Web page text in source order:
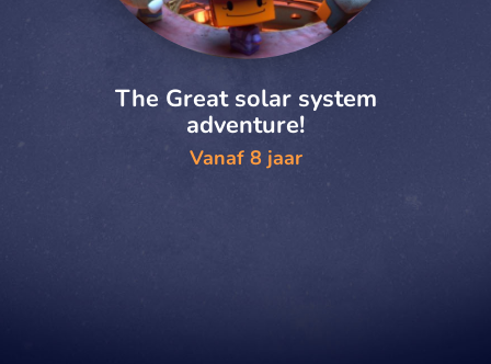
The Great solar system
adventure!
Vanaf 8 jaar